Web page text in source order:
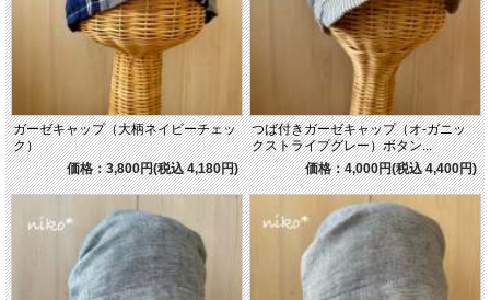
ガーゼキャップ（大柄ネイビーチェッ
ク）
価格：3,800円(税込 4,180円)
つば付きガーゼキャップ（オ-ガニッ
クストライプグレー）ボタン...
価格：4,000円(税込 4,400円)